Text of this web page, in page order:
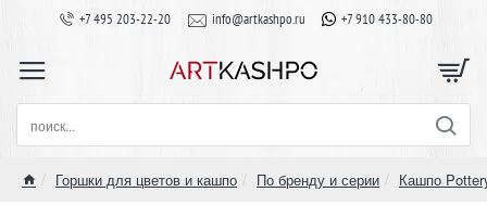
+7 495 203-22-20 info@artkashpo.ru +7 910 433-80-80
поиск...
Горшки для цветов и кашпо По бренду и серии Кашпо